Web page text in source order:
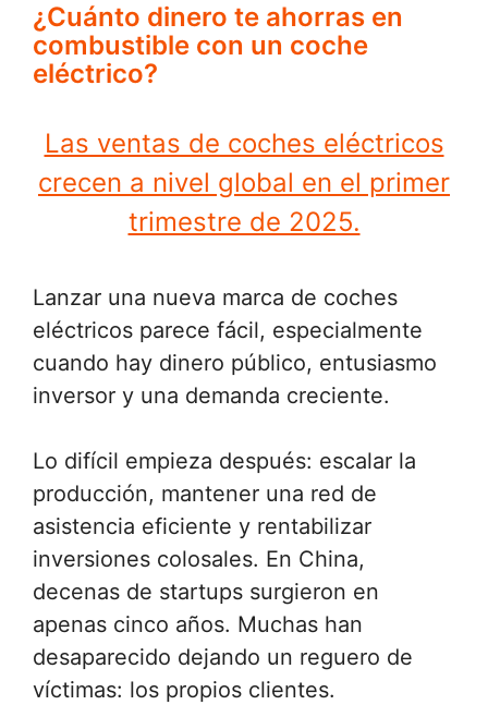
¿Cuánto dinero te ahorras en
combustible con un coche
eléctrico?
Las ventas de coches eléctricos
crecen a nivel global en el primer
trimestre de 2025.
Lanzar una nueva marca de coches
eléctricos parece fácil, especialmente
cuando hay dinero público, entusiasmo
inversor y una demanda creciente.
Lo difícil empieza después: escalar la
producción, mantener una red de
asistencia eficiente y rentabilizar
inversiones colosales. En China,
decenas de startups surgieron en
apenas cinco años. Muchas han
desaparecido dejando un reguero de
víctimas: los propios clientes.